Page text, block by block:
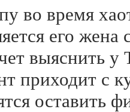
во время
его
выяснить у
приходит с
оставить